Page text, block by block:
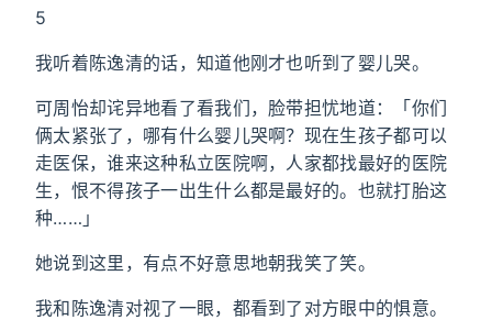
5
我听着陈逸清的话，知道他刚才也听到了婴儿哭。
可周怡却诧异地看了看我们，脸带担忧地道：「你们
俩太紧张了，哪有什么婴儿哭啊？现在生孩子都可以
走医保，谁来这种私立医院啊，人家都找最好的医院
生，恨不得孩子一出生什么都是最好的。也就打胎这
种……」
她说到这里，有点不好意思地朝我笑了笑。
我和陈逸清对视了一眼，都看到了对方眼中的惧意。